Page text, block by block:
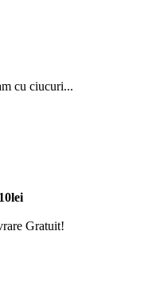
cu ciucuri...
10lei
Gratuit!